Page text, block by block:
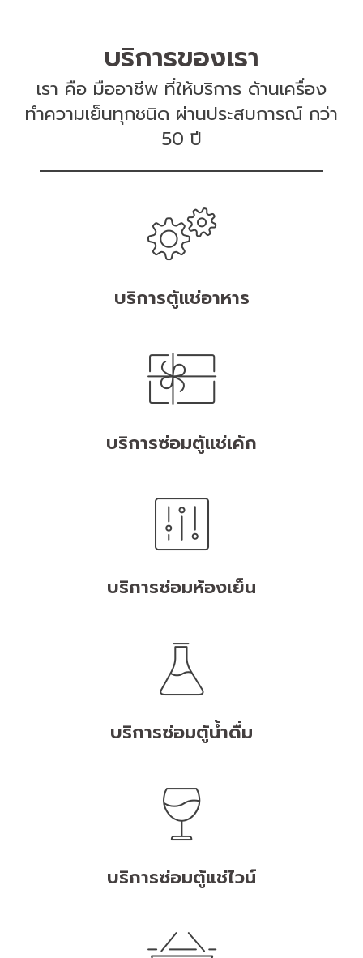
บริการของเรา
เรา คือ มืออาชีพ ที่ให้บริการ ด้านเครื่อง
ทำความเย็นทุกชนิด ผ่านประสบการณ์ กว่า
50 ปี
บริการตู้แช่อาหาร
บริการซ่อมตู้แช่เค้ก
บริการซ่อมห้องเย็น
บริการซ่อมตู้น้ำดื่ม
บริการซ่อมตู้แช่ไวน์